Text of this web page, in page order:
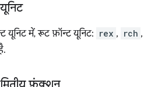
यूनिट में, रूट फ़ॉन्ट यूनिट: rex , rch ,